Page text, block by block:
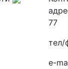
77
тел/
e-